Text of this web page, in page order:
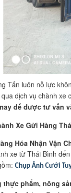
Tấn luôn nỗ lực
dịch vụ chành xe
để được tư vấn
Xe Gửi Hàng
Hóa Nhận Vận
xe từ Thái Bình
Chụp Ảnh Cưới
thực phẩm, nông